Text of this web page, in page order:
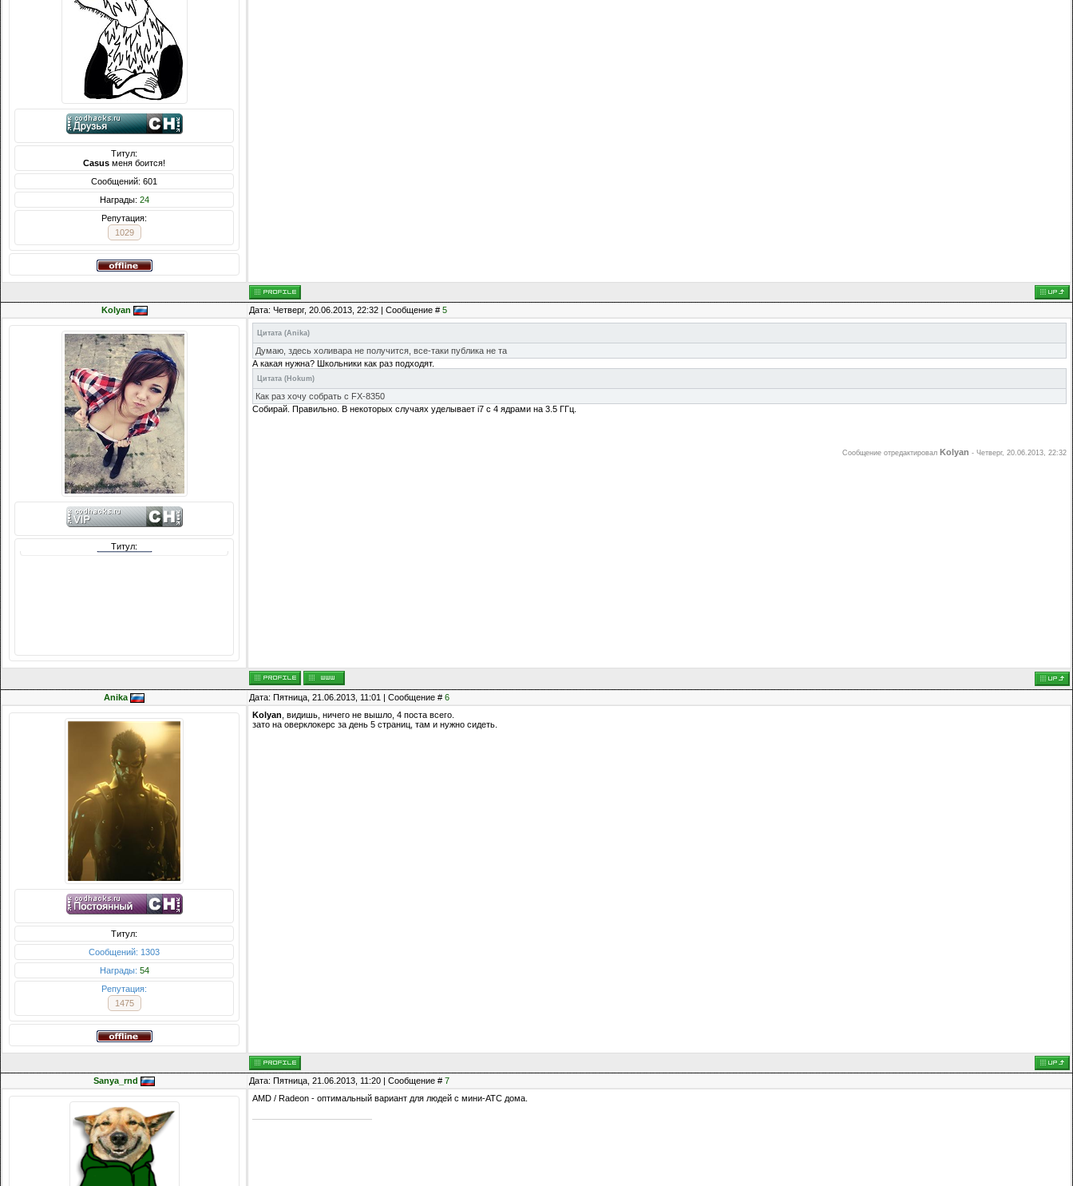
Титул:
Casus меня боится!
Сообщений: 601
Награды: 24
Репутация:
1029
Kolyan Дата: Четверг, 20.06.2013, 22:32 | Сообщение # 5
Титул:
Репутация:
Цитата (Anika)
Думаю, здесь холивара не получится, все-таки публика не та
А какая нужна? Школьники как раз подходят.
Цитата ( Hokum)
Как раз хочу собрать с FX-8350
Собирай. Правильно. В некоторых случаях уделывает i7 с 4 ядрами на 3.5 ГГц.
Сообщение отредактировал Kolyan - Четверг, 20.06.2013, 22:32
Anika Дата: Пятница, 21.06.2013, 11:01 | Сообщение # 6
Титул:
Сообщений: 1303
Награды: 54
Репутация:
1475
Kolyan , видишь, ничего не вышло, 4 поста всего.
зато на оверклокерс за день 5 страниц, там и нужно сидеть.
Sanya_rnd Дата: Пятница, 21.06.2013, 11:20 | Сообщение # 7
AMD / Radeon - оптимальный вариант для людей с мини-АТС дома.